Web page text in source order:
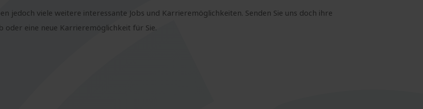
jedoch viele weitere interessante Jobs und Karrieremöglichkeiten. Senden Sie uns doch ihre
oder eine neue Karrieremöglichkeit für Sie.